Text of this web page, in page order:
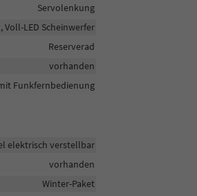
Servolenkung
Voll-LED Scheinwerfer
Reserverad
vorhanden
Funkfernbedienung
elektrisch verstellbar
vorhanden
Winter-Paket